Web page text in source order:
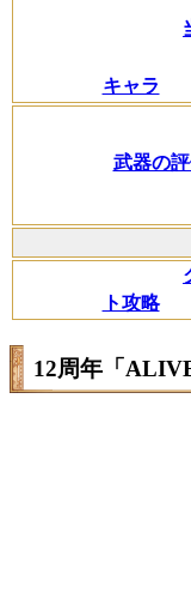
キャラ
武器の
ト攻略
12周年「